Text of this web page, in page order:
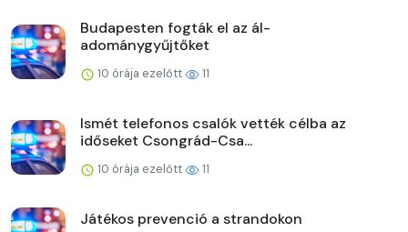
Budapesten fogták el az ál-
adománygyűjtőket
10 órája ezelőtt 11
Ismét telefonos csalók vették célba az
időseket Csongrád-Csa...
10 órája ezelőtt 11
Játékos prevenció a strandokon